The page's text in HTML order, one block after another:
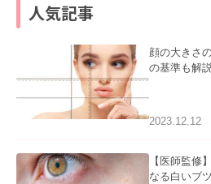
人気記事
顔の大きさ
の基準も解
2023.12.12
【医師監修
なる白いブ